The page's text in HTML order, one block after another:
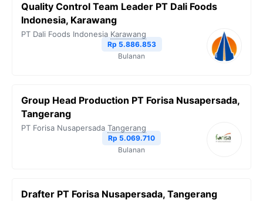
Quality Control Team Leader PT Dali Foods
Indonesia, Karawang
PT Dali Foods Indonesia Karawang
Rp 5.886.853
Bulanan
Group Head Production PT Forisa Nusapersada,
Tangerang
PT Forisa Nusapersada Tangerang
Rp 5.069.710
Bulanan
Drafter PT Forisa Nusapersada, Tangerang